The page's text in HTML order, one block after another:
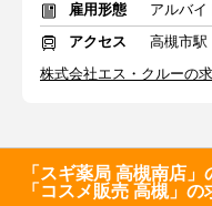
雇用形態
アルバイ
アクセス
高槻市駅
株式会社エス・クルーの
「スギ薬局 高槻南店
「コスメ販売 高槻」の